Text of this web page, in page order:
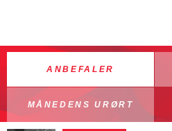
ANBEFALER
MÅNEDENS URØRT